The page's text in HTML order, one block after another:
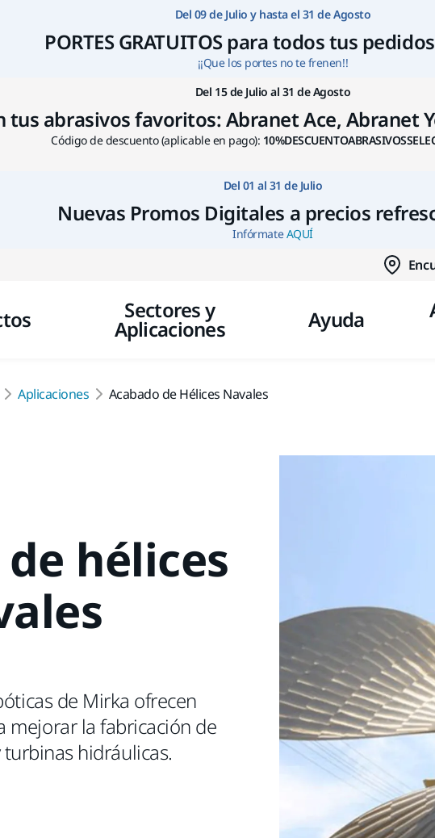
Ir a contenido
Del 09 de Julio y hasta el 31 de Agosto
PORTES GRATUITOS para todos tus
¡¡Que los portes no te frenen!!
Del 15 de Julio al 31 de Agosto
en tus abrasivos favoritos: Abranet Ace,
Código de descuento (aplicable en pago):
Del 01 al 31 de Julio
Nuevas Promos Digitales a precios
InfórmateAQUÍ
Sectores y
Aplicaciones Ayuda
Aplicaciones Acabado de Hélices Navales
hélices
de Mirka ofrecen
mejorar la fabricación de
turbinas hidráulicas.